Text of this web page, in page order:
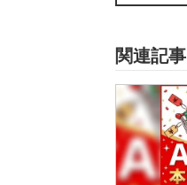
関連記事